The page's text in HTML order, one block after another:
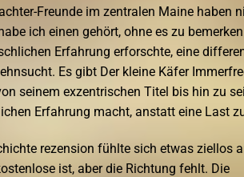
Freunde im zentralen Maine haben
ich einen gehört, ohne es zu
Erfahrung erforschte, eine
Es gibt Der kleine Käfer
seinem exzentrischen Titel bis hin zu
Erfahrung macht, anstatt eine Last
rezension fühlte sich etwas ziellos
ist, aber die Richtung fehlt. Die